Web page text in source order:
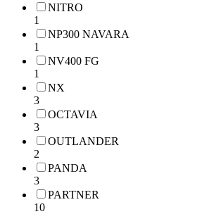
NITRO
1
NP300 NAVARA
1
NV400 FG
1
NX
3
OCTAVIA
3
OUTLANDER
2
PANDA
3
PARTNER
10